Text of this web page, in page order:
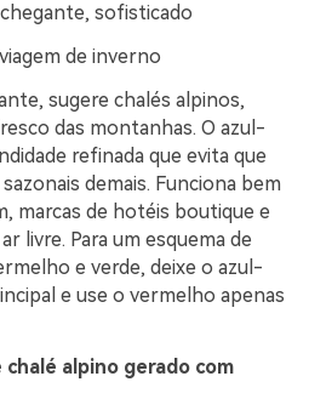
sofisticado
de inverno
sugere chalés alpinos,
das montanhas. O azul-
refinada que evita que
demais. Funciona bem
marcas de hotéis boutique e
livre. Para um esquema de
e verde, deixe o azul-
e use o vermelho apenas
alpino gerado com